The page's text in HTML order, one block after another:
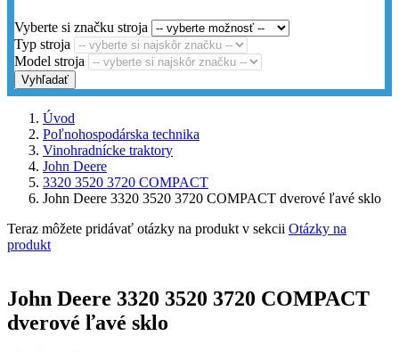
Vyberte si značku stroja
Typ stroja
Model stroja
Vyhľadať
Úvod
Poľnohospodárska technika
Vinohradnícke traktory
John Deere
3320 3520 3720 COMPACT
John Deere 3320 3520 3720 COMPACT dverové ľavé sklo
Teraz môžete pridávať otázky na produkt v sekcii Otázky na
produkt
John Deere 3320 3520 3720 COMPACT
dverové ľavé sklo